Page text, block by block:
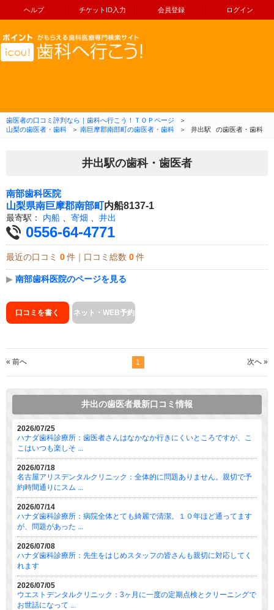
ヘルプ チケットID入力 会員登録 ログイン
コンテンツへ移動
歯医者の口コミ評判なら｜歯科へ行こう！ＴＯＰページ
＞
山梨の歯医者・歯科
＞ 南巨摩郡南部町の歯医者・歯科 ＞ 井出駅 の歯医者・歯科
井出駅の歯科・歯医者
南部歯科医院
山梨県南巨摩郡南部町内船8137-1
最寄駅： 内船 寄畑 井出
0556-64-4771
最近の口コミ 0 件｜口コミ総数 0 件
▶ 南部歯科医院のページを見る
口コミを書く ネット・WEB予約
« 前へ 1 次へ »
井出の歯医者最新口コミ情報
2026/07/25
ハナダ歯科診療所：歯医者さんはなかなか行きにくいところですが、こ
こはいつも楽しそ ...
2026/07/18
名古屋アリスデンタルクリニック：全体的に問題ありません。親切で予
約時間通りにスム ...
2026/07/14
ハナダ歯科診療所：病院全体とても綺麗で清潔。１０年ほど通ってます
が、問題があった ...
2026/07/08
ハナダ歯科診療所：先生をはじめスタッフの皆さんも親切に対応してく
れます
2026/07/05
ウエストデンタルクリニック：3ヶ月に一度の定期点検とクリーニングで
お世話になって ...